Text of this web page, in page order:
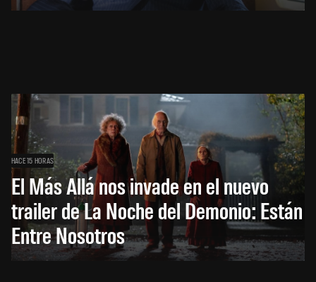
HACE 15 HORAS
El Más Allá nos invade en el nuevo
trailer de La Noche del Demonio: Están
Entre Nosotros